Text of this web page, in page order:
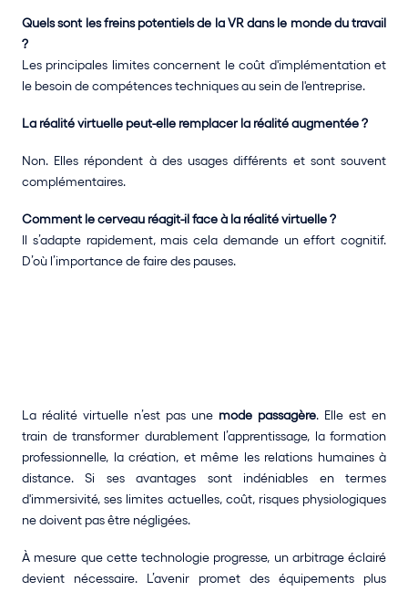
Quels sont les freins potentiels de la VR dans le monde du travail
?
Les principales limites concernent le coût d'implémentation et
le besoin de compétences techniques au sein de l'entreprise.
La réalité virtuelle peut-elle remplacer la réalité augmentée ?
Non. Elles répondent à des usages différents et sont souvent
complémentaires.
Comment le cerveau réagit-il face à la réalité virtuelle ?
Il s’adapte rapidement, mais cela demande un effort cognitif.
D’où l’importance de faire des pauses.
La réalité virtuelle n’est pas une mode passagère. Elle est en
train de transformer durablement l’apprentissage, la formation
professionnelle, la création, et même les relations humaines à
distance. Si ses avantages sont indéniables en termes
d'immersivité, ses limites actuelles, coût, risques physiologiques
ne doivent pas être négligées.
À mesure que cette technologie progresse, un arbitrage éclairé
devient nécessaire. L’avenir promet des équipements plus